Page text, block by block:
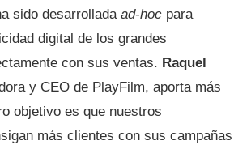
sido desarrollada ad-hoc para
digital de los grandes
con sus ventas. Raquel
y CEO de PlayFilm, aporta más
objetivo es que nuestros
más clientes con sus campañas